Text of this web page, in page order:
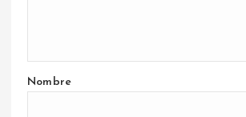
Nombre